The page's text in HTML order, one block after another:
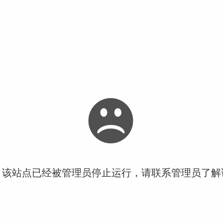
站点已经被管理员停止运行，请联系管理员了